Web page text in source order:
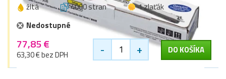
žltá 4000 stran
1 zlaťák
Nedostupné
77,85 €
63,30 € bez DPH - + DO KOŠÍKA